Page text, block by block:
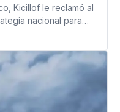
Kicillof le reclamó al
nacional para